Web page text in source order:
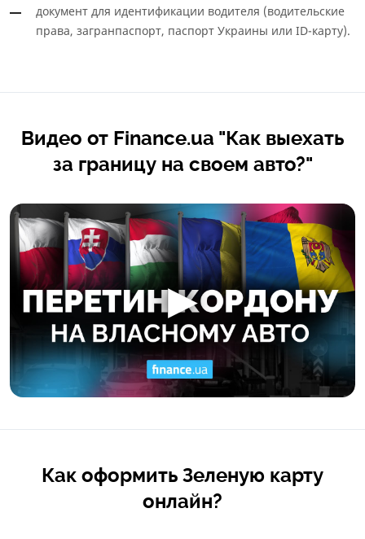
документ для идентификации водителя (водительские
права, загранпаспорт, паспорт Украины или ID-карту).
Видео от Finance.ua "Как выехать
за границу на своем авто?"
Как оформить Зеленую карту
онлайн?